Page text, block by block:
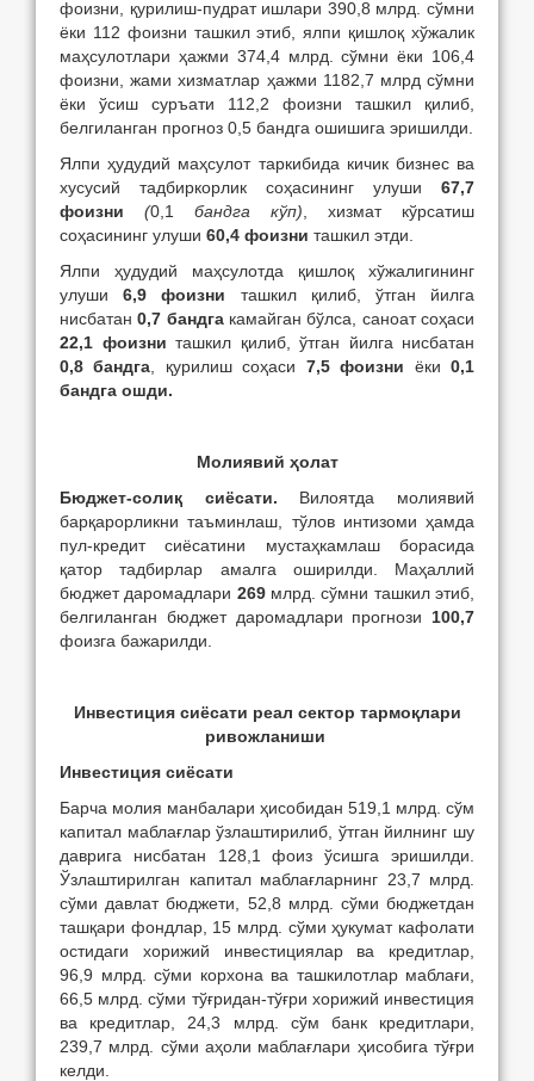
фоизни, қурилиш-пудрат ишлари 390,8 млрд. сўмни
ёки 112 фоизни ташкил этиб, ялпи қишлоқ хўжалик
маҳсулотлари ҳажми 374,4 млрд. сўмни ёки 106,4
фоизни, жами хизматлар ҳажми 1182,7 млрд сўмни
ёки ўсиш суръати 112,2 фоизни ташкил қилиб,
белгиланган прогноз 0,5 бандга ошишига эришилди.
Ялпи ҳудудий маҳсулот таркибида кичик бизнес ва
хусусий тадбиркорлик соҳасининг улуши 67,7
фоизни
(0,1 бандга кўп) , хизмат кўрсатиш
соҳасининг улуши 60,4 фоизни ташкил этди.
Ялпи ҳудудий маҳсулотда қишлоқ хўжалигининг
улуши6,9 фоизни ташкил қилиб, ўтган йилга
нисбатан0,7 бандгакамайган бўлса, саноат соҳаси
22,1 фоизни ташкил қилиб, ўтган йилга нисбатан
0,8 бандга , қурилиш соҳаси 7,5 фоизни ёки0,1
бандга ошди.
Молиявий ҳолат
Бюджет-солиқ сиёсати. Вилоятда молиявий
барқарорликни таъминлаш, тўлов интизоми ҳамда
пул-кредит сиёсатини мустаҳкамлаш борасида
қатор тадбирлар амалга оширилди. Маҳаллий
бюджет даромадлари 269млрд. сўмни ташкил этиб,
белгиланган бюджет даромадлари прогнози 100,7
фоизга бажарилди.
Инвестиция сиёсати реал сектор тармоқлари
ривожланиши
Инвестиция сиёсати
Барча молия манбалари ҳисобидан 519,1 млрд. сўм
капитал маблағлар ўзлаштирилиб, ўтган йилнинг шу
даврига нисбатан 128,1 фоиз ўсишга эришилди.
Ўзлаштирилган капитал маблағларнинг 23,7 млрд.
сўми давлат бюджети, 52,8 млрд. сўми бюджетдан
ташқари фондлар, 15 млрд. сўми ҳукумат кафолати
остидаги хорижий инвестициялар ва кредитлар,
96,9 млрд. сўми корхона ва ташкилотлар маблағи,
66,5 млрд. сўми тўғридан-тўғри хорижий инвестиция
ва кредитлар, 24,3 млрд. сўм банк кредитлари,
239,7 млрд. сўми аҳоли маблағлари ҳисобига тўғри
келди.